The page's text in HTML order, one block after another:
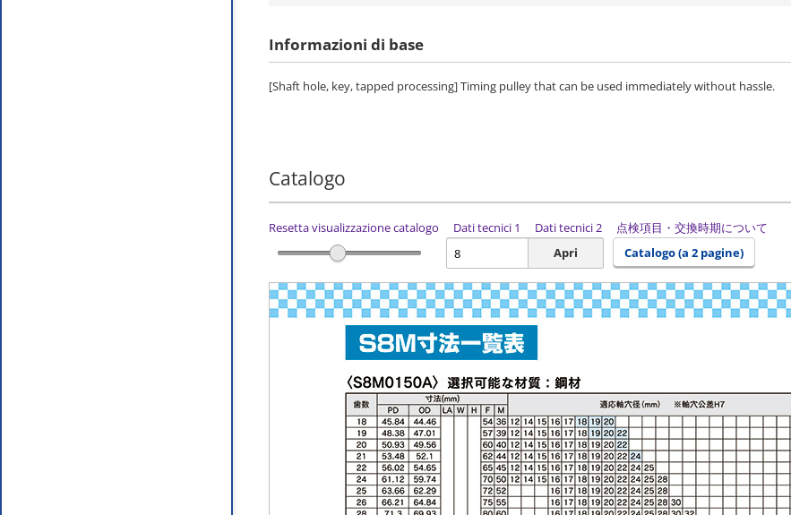
Informazioni di base
[Shaft hole, key, tapped processing] Timing pulley that can be used immediately without hassle.
Catalogo
Resetta visualizzazione catalogo Dati tecnici 1 Dati tecnici 2
点検項目・交換時期について
Apri
Catalogo (a 2 pagine)